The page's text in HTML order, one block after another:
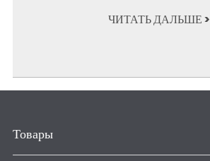
ЧИТАТЬ ДАЛЬШЕ >
Товары